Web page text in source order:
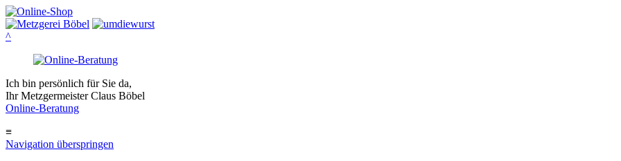
^
Ich bin persönlich für Sie da,
Ihr Metzgermeister Claus Böbel
Online-Beratung
≡
Navigation überspringen